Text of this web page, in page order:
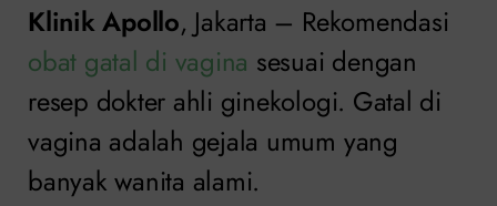
Klinik Apollo, Jakarta – Rekomendasi
obat gatal di vagina sesuai dengan
resep dokter ahli ginekologi. Gatal di
vagina adalah gejala umum yang
banyak wanita alami.